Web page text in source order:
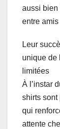
aussi bien
entre amis
Leur
unique de
limitées
À l’instar
shirts sont
qui
attente